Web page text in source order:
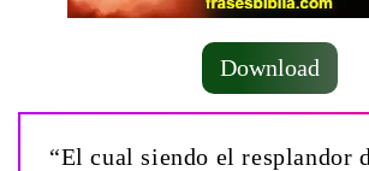
Download
“El cual siendo el resplandor